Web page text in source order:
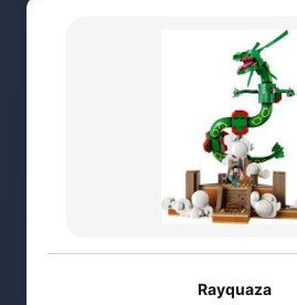
Rayquaza